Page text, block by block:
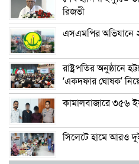
রিজভী
এসএমপির অভিযানে
রাষ্ট্রপতির অনুষ্ঠানে
‘একদফার ঘোষক’
কামালবাজারে ৩৫৬
সিলেটে হামে আরও